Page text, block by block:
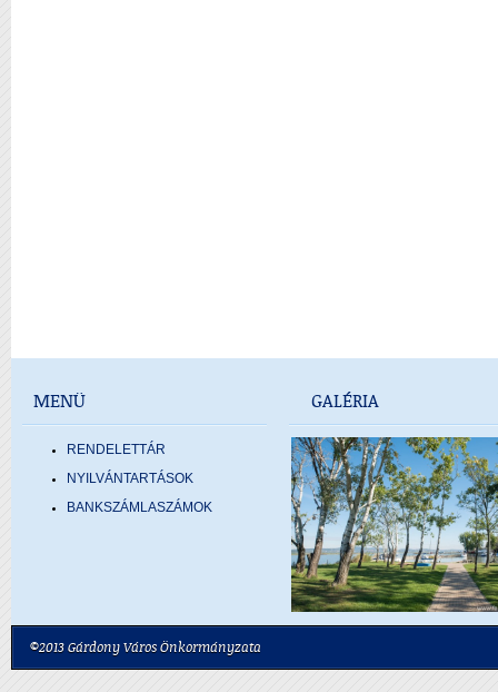
MENÜ
RENDELETTÁR
NYILVÁNTARTÁSOK
BANKSZÁMLASZÁMOK
GALÉRIA
©2013 Gárdony Város Önkormányzata